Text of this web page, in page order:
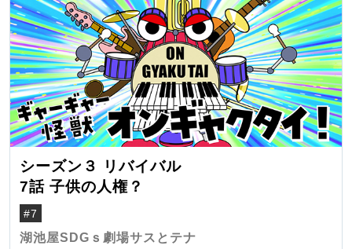
シーズン３ リバイバル
7話 子供の人権？
#7
湖池屋SDGｓ劇場サスとテナ